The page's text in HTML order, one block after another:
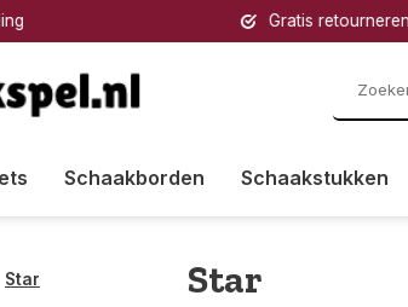
Gratis retourneren
Schaakborden Schaakstukken
Star Star